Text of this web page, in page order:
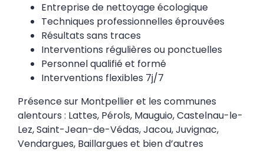
Entreprise de nettoyage écologique
Techniques professionnelles éprouvées
Résultats sans traces
Interventions régulières ou ponctuelles
Personnel qualifié et formé
Interventions flexibles 7j/7
Présence sur Montpellier et les communes
alentours : Lattes, Pérols, Mauguio, Castelnau-le-
Lez, Saint-Jean-de-Védas, Jacou, Juvignac,
Vendargues, Baillargues et bien d’autres